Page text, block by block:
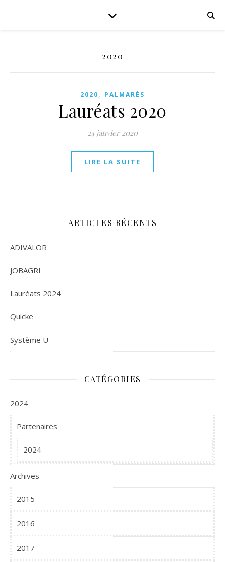
2020
2020, PALMARÈS
Lauréats 2020
24 janvier 2020
LIRE LA SUITE
ARTICLES RÉCENTS
ADIVALOR
JOBAGRI
Lauréats 2024
Quicke
Système U
CATÉGORIES
2024
Partenaires
2024
Archives
2015
2016
2017